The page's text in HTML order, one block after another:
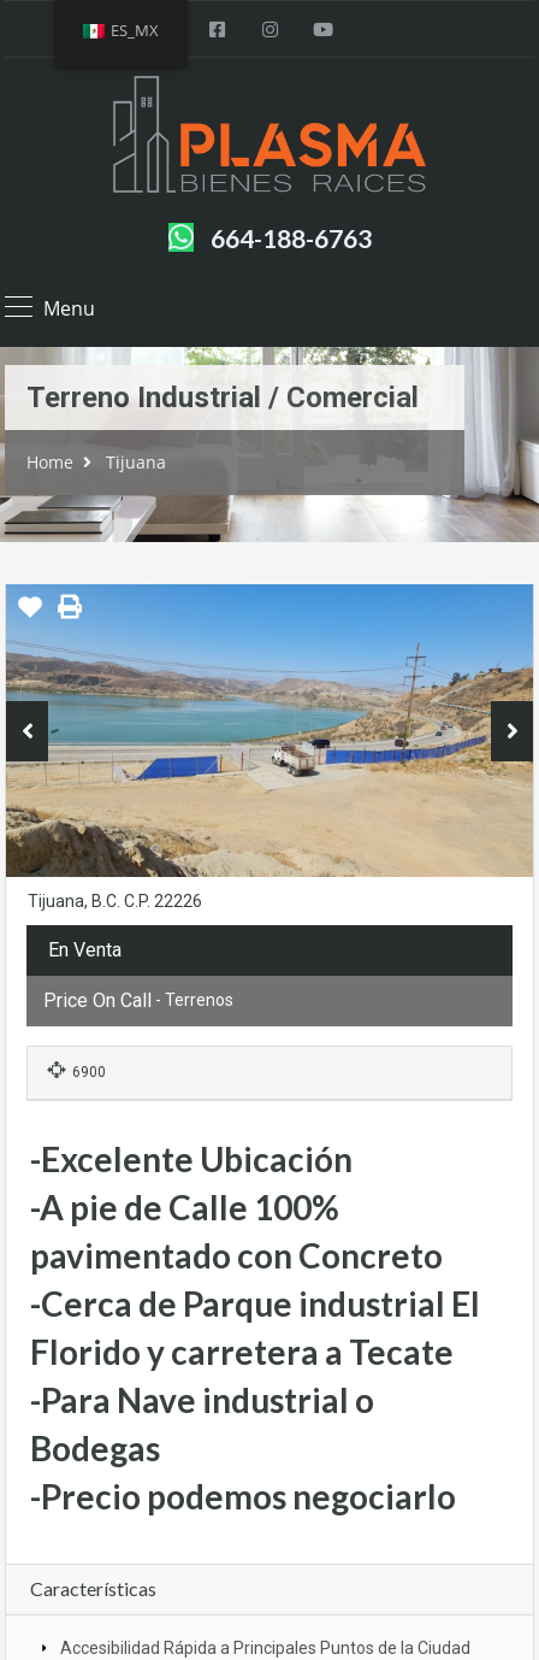
664-188-6763
Menu
Terreno Industrial / Comercial
Home Tijuana
Tijuana, B.C. C.P. 22226
En Venta
Price On Call - Terrenos
6900
-Excelente Ubicación
-A pie de Calle 100%
pavimentado con Concreto
-Cerca de Parque industrial El
Florido y carretera a Tecate
-Para Nave industrial o
Bodegas
-Precio podemos negociarlo
Características
Accesibilidad Rápida a Principales Puntos de la Ciudad
ES_MX